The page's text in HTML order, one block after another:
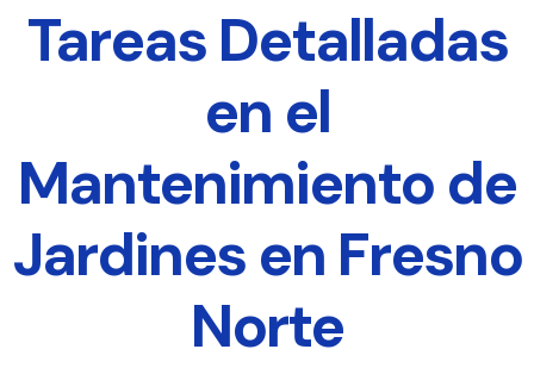
Tareas Detalladas
en el
Mantenimiento de
Jardines en Fresno
Norte